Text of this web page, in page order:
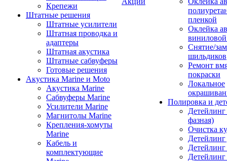
Крепежи
Штатные решения
Штатные усилители
Штатная проводка и
адаптеры
Штатная акустика
Штатные сабвуферы
Готовые решения
Акустика Marine и Moto
Акустика Marine
Сабвуферы Marine
Усилители Marine
Магнитолы Marine
Крепления-хомуты
Marine
Кабель и
комплектующие
пленкой
Оклейка
Снятие/
шильдиков
Ремонт
покраски
Локальное
Полировка и
фазная)
Очистка
Детейлинг